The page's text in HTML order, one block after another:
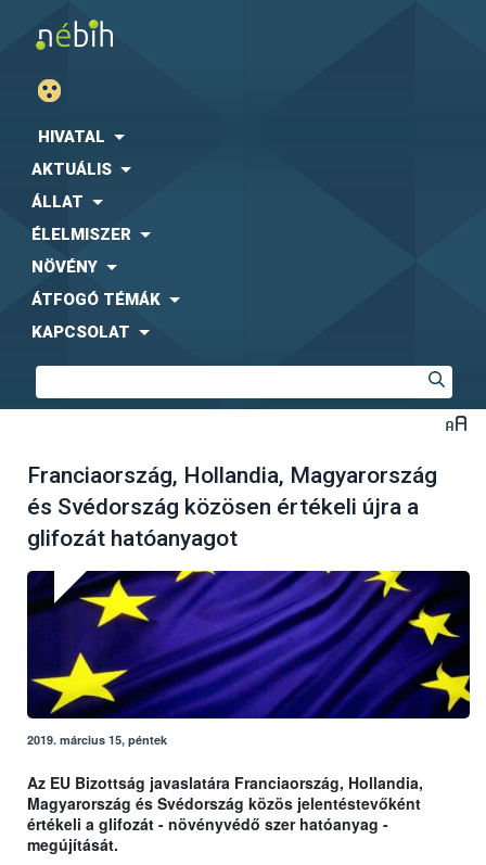
HIVATAL
AKTUÁLIS
ÁLLAT
ÉLELMISZER
NÖVÉNY
ÁTFOGÓ TÉMÁK
KAPCSOLAT
Franciaország, Hollandia, Magyarország
és Svédország közösen értékeli újra a
glifozát hatóanyagot
2019. március 15, péntek
Az EU Bizottság javaslatára Franciaország, Hollandia,
Magyarország és Svédország közös jelentéstevőként
értékeli a glifozát - növényvédő szer hatóanyag -
megújítását.